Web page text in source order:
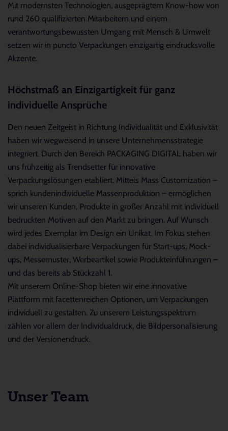
Mit modernsten Technologien, ausgeprägtem Know-how von
rund 260 qualifizierten Mitarbeitern und einem
verantwortungsbewussten Umgang mit Mensch & Umwelt
setzen wir in puncto Verpackungen einzigartig eindrucksvolle
Akzente.
Höchstmaß an Einzigartigkeit für ganz
individuelle Ansprüche
Den neuen Zeitgeist in Richtung Individualität und Exklusivität
haben wir wegweisend in unsere Unternehmensstrategie
integriert. Durch den Bereich PACKAGING DIGITAL haben wir
uns frühzeitig als Trendsetter für innovative
Verpackungslösungen etabliert. Mittels Mass Customization –
sprich kundenindividuelle Massenproduktion – ermöglichen
wir unseren Kunden, Produkte in großer Anzahl mit individuell
bedruckten Motiven auf den Markt zu bringen. Auf Wunsch
wird jedes Exemplar im Design ein Unikat. Im Fokus stehen
dabei individualisierbare Verpackungen für Start-ups, Mock-
ups, Messemuster, Werbeartikel sowie Produkteinführungen –
und das bereits ab Stückzahl 1.
Mit unserem Online-Shop bieten wir eine innovative
Plattform mit facettenreichen Optionen, um Verpackungen
individuell zu gestalten. Zu unserem Leistungsspektrum
zählen vor allem der Individualdruck, die Bildpersonalisierung
und der Versionendruck.
Unser Team